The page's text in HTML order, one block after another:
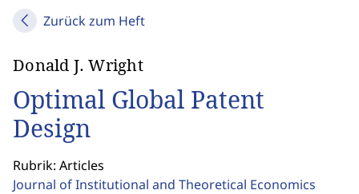
Zurück zum Heft
Donald J. Wright
Optimal Global Patent
Design
Rubrik: Articles
Journal of Institutional and Theoretical Economics